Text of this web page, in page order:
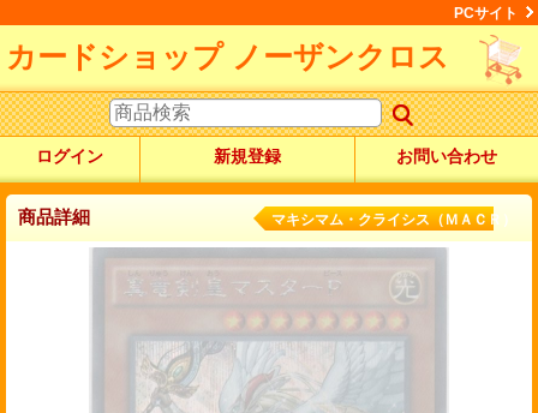
PCサイト
カードショップ ノーザンクロス
ログイン 新規登録 お問い合わせ
商品詳細 マキシマム・クライシス（ＭＡＣＲ）